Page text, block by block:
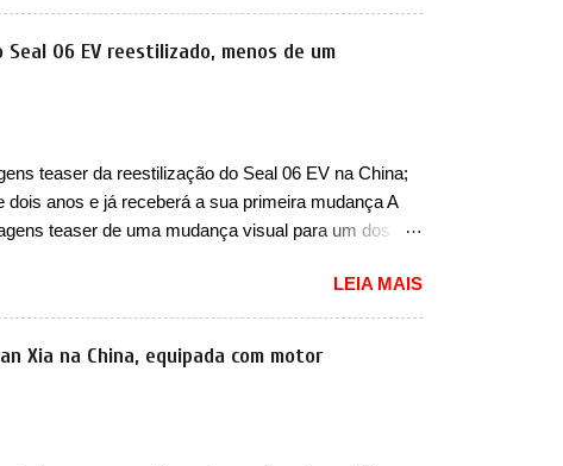
como T200. Praticamente sem
ser mutável com avanços importantes que a
acompanhar e agora ela abre uma distância ainda
picape, é uma verdadeira revolução no mercado
que só a Strada fez. Mais do que isso: ela é a
se mexe sim. Ao longo da sua história,
06 EV reestilizado, menos de um
teaser da reestilização do Seal 06 EV na China;
dois anos e já receberá a sua primeira mudança A
teaser de uma mudança visual para um dos
semestre de 2025. Sim, há menos de um ano. O
com mudanças visuais na dianteira e na
a identidade visual mais moderna da marca, mas
mudança já seja tão recente assim (o que não
um novo para-choque na dianteira. Ele passa a
LEIA MAIS
Xia na China, equipada com motor